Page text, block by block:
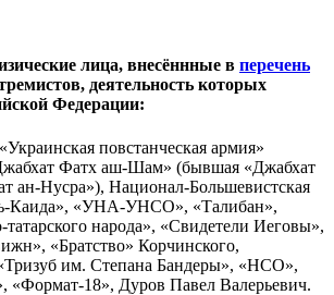
лица, внесённные в перечень
деятельность которых
Федерации:
повстанческая армия»
Фатх аш-Шам» (бывшая «Джабхат
ан-Нусра»), Национал-Большевистская
Каида», «УНА-УНСО», «Талибан»,
народа», «Свидетели Иеговы»,
«Братство» Корчинского,
им. Степана Бандеры», «НСО»,
«Формат-18», Дуров Павел Валерьевич.